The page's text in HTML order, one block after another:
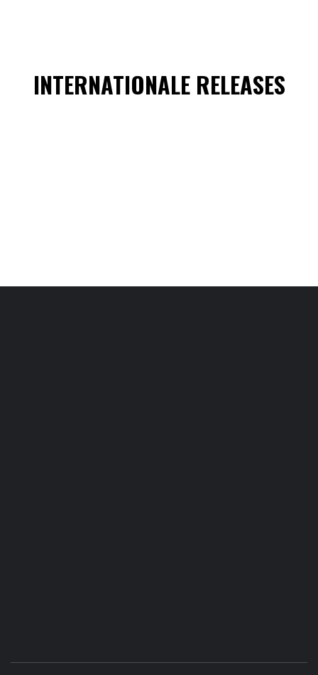
INTERNATIONALE RELEASES